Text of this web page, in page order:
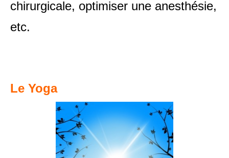
chirurgicale, optimiser une anesthésie,
etc.
Le Yoga